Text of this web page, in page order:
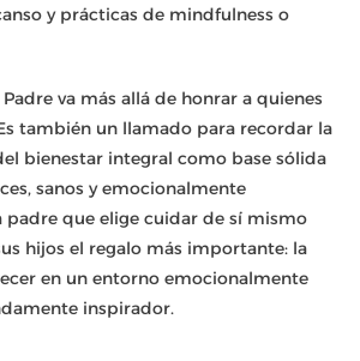
y prácticas de mindfulness o
va más allá de honrar a quienes
también un llamado para recordar la
bienestar integral como base sólida
sanos y emocionalmente
padre que elige cuidar de sí mismo
hijos el regalo más importante: la
en un entorno emocionalmente
inspirador.